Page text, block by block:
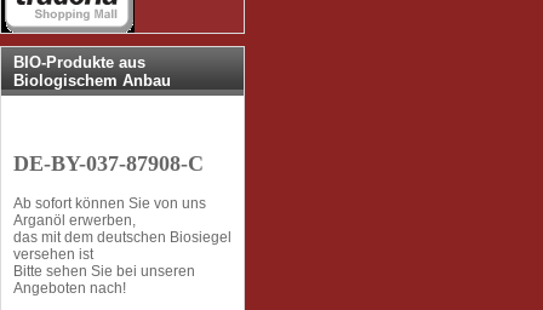
BIO-Produkte aus
Biologischem Anbau
DE-BY-037-87908-C
Ab sofort können Sie von uns
Arganöl erwerben,
das mit dem deutschen Biosiegel
versehen ist
Bitte sehen Sie bei unseren
Angeboten nach!